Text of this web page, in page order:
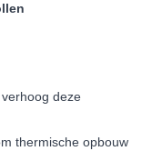
deze
thermische opbouw